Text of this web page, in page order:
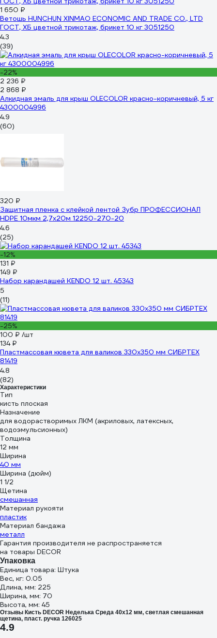
1 650 ₽
Ветошь HUNCHUN XINMAO ECONOMIC AND TRADE CO., LTD
ГОСТ, ХБ цветной трикотаж, брикет 10 кг 3051250
4.3
(39)
-22%
2 236 ₽
2 868 ₽
Алкидная эмаль для крыш OLECOLOR красно-коричневый, 5 кг
4300004996
4.9
(60)
320 ₽
Защитная пленка с клейкой лентой Зубр ПРОФЕССИОНАЛ
HDPE 10мкм 2,7х20м 12250-270-20
4.6
(25)
-12%
131 ₽
149 ₽
Набор карандашей KENDO 12 шт. 45343
5
(11)
-25%
100 ₽ /шт
134 ₽
Пластмассовая кювета для валиков 330х350 мм СИБРТЕХ
81419
4.8
(82)
Характеристики
Тип
кисть плоская
Назначение
для водорастворимых ЛКМ (акриловых, латексных,
водоэмульсионных)
Толщина
12 мм
Ширина
40 мм
Ширина (дюйм)
1 1/2
Щетина
смешанная
Материал рукояти
пластик
Материал бандажа
металл
Гарантия производителя не распространяется
на товары DECOR
Упаковка
Единица товара: Штука
Вес, кг: 0.05
Длина, мм: 225
Ширина, мм: 70
Высота, мм: 45
Отзывы Кисть DECOR Неделька Среда 40х12 мм, светлая смешанная
щетина, пласт. ручка 126025
4.9